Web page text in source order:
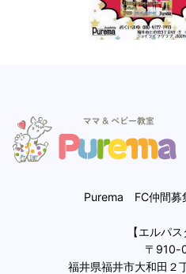
Purema FC仲間募
【エルパス
〒910-
福井県福井市大和田２